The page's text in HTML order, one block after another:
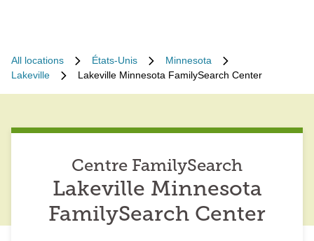
All locations États-Unis
Minnesota
Lakeville
Lakeville Minnesota FamilySearch Center
Centre FamilySearch
Lakeville Minnesota
FamilySearch Center